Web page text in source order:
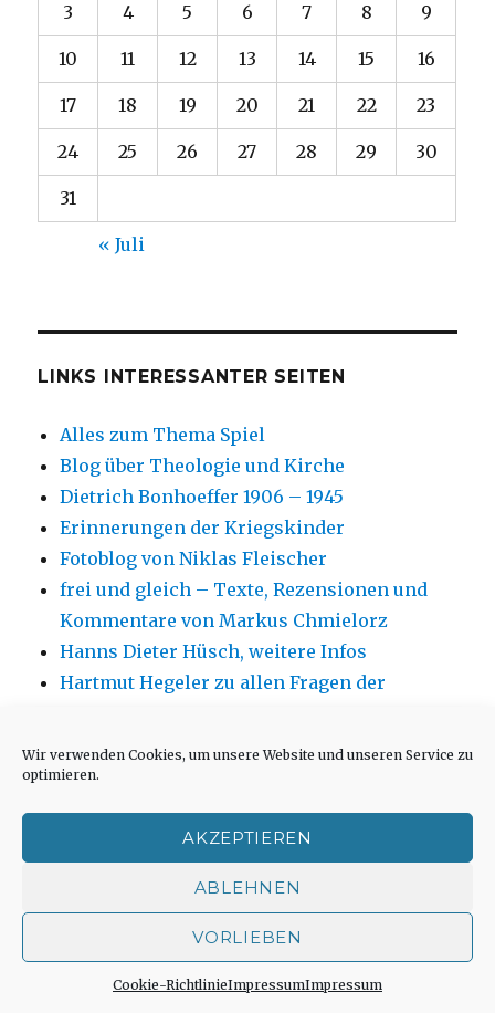
Wir verwenden Cookies, um unsere Website und unseren Service zu
optimieren.
AKZEPTIEREN
ABLEHNEN
VORLIEBEN
Cookie-RichtlinieImpressumImpressum
3 4 5 6 7 8 9
10 11 12 13 14 15 16
17 18 19 20 21 22 23
24 25 26 27 28 29 30
31
« Juli
LINKS INTERESSANTER SEITEN
Alles zum Thema Spiel
Blog über Theologie und Kirche
Dietrich Bonhoeffer 1906 – 1945
Erinnerungen der Kriegskinder
Fotoblog von Niklas Fleischer
frei und gleich – Texte, Rezensionen und
Kommentare von Markus Chmielorz
Hanns Dieter Hüsch, weitere Infos
Hartmut Hegeler zu allen Fragen der
Institut für Sinnforschung, Fragebogen
Jüdisches Museum Westfalen in Dorsten
Kirchengebäude neu oder anders nutzen aus
architektonischer Sicht
Kirchenumnutzungen und ähnliche
Projekte in kirchlicher Perspektive
Kunst von Marlies Blauth
MFK – Verlag